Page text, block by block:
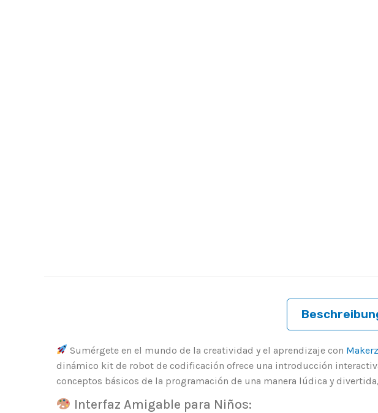
Sumérgete en el mundo de la creatividad y el aprendizaje con
dinámico kit de robot de codificación ofrece una introducción
conceptos básicos de la programación de una manera lúdica y
Interfaz Amigable para Niños: